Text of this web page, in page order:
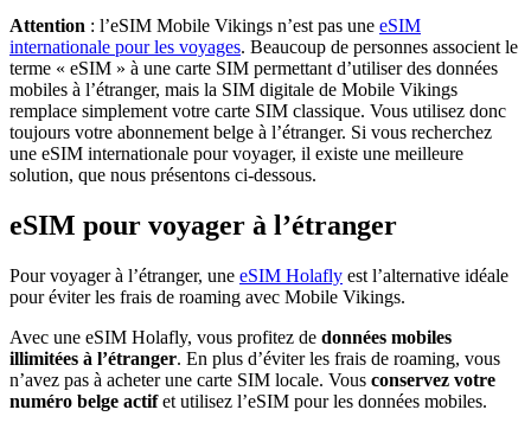
Attention : l’eSIM Mobile Vikings n’est pas une eSIM
internationale pour les voyages. Beaucoup de personnes associent le
terme « eSIM » à une carte SIM permettant d’utiliser des données
mobiles à l’étranger, mais la SIM digitale de Mobile Vikings
remplace simplement votre carte SIM classique. Vous utilisez donc
toujours votre abonnement belge à l’étranger. Si vous recherchez
une eSIM internationale pour voyager, il existe une meilleure
solution, que nous présentons ci-dessous.
eSIM pour voyager à l’étranger
Pour voyager à l’étranger, une eSIM Holafly est l’alternative idéale
pour éviter les frais de roaming avec Mobile Vikings.
Avec une eSIM Holafly, vous profitez de données mobiles
illimitées à l’étranger. En plus d’éviter les frais de roaming, vous
n’avez pas à acheter une carte SIM locale. Vous conservez votre
numéro belge actifet utilisez l’eSIM pour les données mobiles.